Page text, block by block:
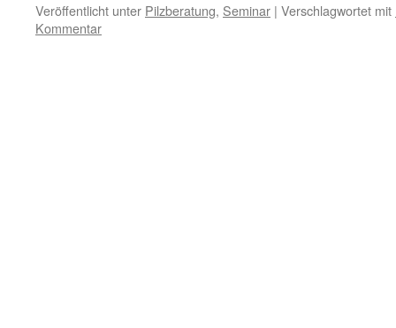
Veröffentlicht unter Pilzberatung, Seminar | Verschlagwortet mit
Kommentar